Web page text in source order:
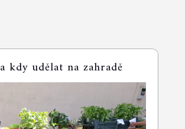
kdy udělat na zahradě